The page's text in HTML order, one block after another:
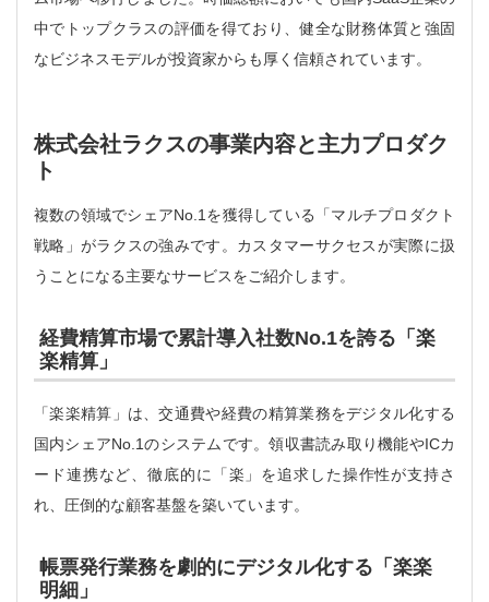
中でトップクラスの評価を得ており、健全な財務体質と強固
なビジネスモデルが投資家からも厚く信頼されています。
株式会社ラクスの事業内容と主力プロダク
ト
複数の領域でシェアNo.1を獲得している「マルチプロダクト
戦略」がラクスの強みです。カスタマーサクセスが実際に扱
うことになる主要なサービスをご紹介します。
経費精算市場で累計導入社数No.1を誇る「楽
楽精算」
「楽楽精算」は、交通費や経費の精算業務をデジタル化する
国内シェアNo.1のシステムです。領収書読み取り機能やICカ
ード連携など、徹底的に「楽」を追求した操作性が支持さ
れ、圧倒的な顧客基盤を築いています。
帳票発行業務を劇的にデジタル化する「楽楽
明細」